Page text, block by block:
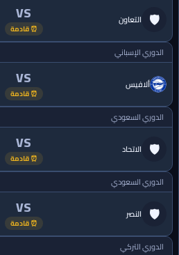
🛡 التعاون VS
⏰ قادمة
الدوري الإسباني
ألافيس VS
⏰ قادمة
الدوري السعودي
🛡 الاتحاد VS
⏰ قادمة
الدوري السعودي
🛡 النصر VS
⏰ قادمة
الدوري التركي